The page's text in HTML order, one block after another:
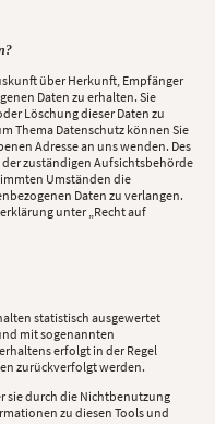
über Herkunft, Empfänger
Daten zu erhalten. Sie
Löschung dieser Daten zu
Thema Datenschutz können Sie
Adresse an uns wenden. Des
zuständigen Aufsichtsbehörde
Umständen die
Daten zu verlangen.
unter „Recht auf
statistisch ausgewertet
mit sogenannten
erfolgt in der Regel
zurückverfolgt werden.
sie durch die Nichtbenutzung
zu diesen Tools und